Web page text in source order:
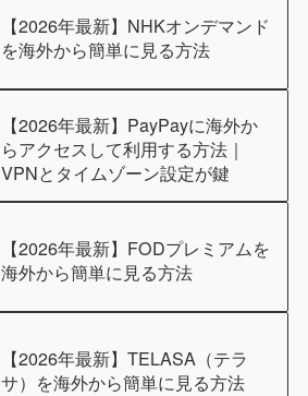
【2026年最新】NHKオンデマンド
を海外から簡単に見る方法
【2026年最新】PayPayに海外か
らアクセスして利用する方法｜
VPNとタイムゾーン設定が鍵
【2026年最新】FODプレミアムを
海外から簡単に見る方法
【2026年最新】TELASA（テラ
サ）を海外から簡単に見る方法